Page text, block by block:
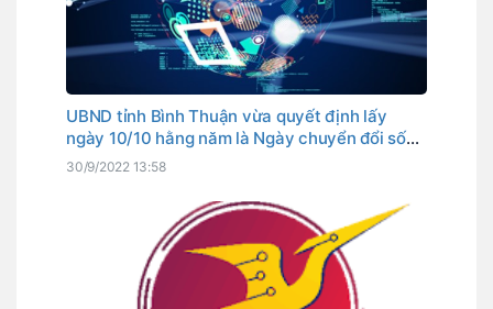
UBND tỉnh Bình Thuận vừa quyết định lấy
ngày 10/10 hằng năm là Ngày chuyển đổi số
tỉnh. Đây cũng là ngày Thủ tướng Chính phủ
30/9/2022 13:58